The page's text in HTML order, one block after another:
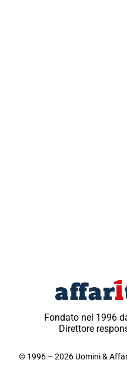
Fondato nel 1996
Direttore
© 1996 – 2026 Uomini &